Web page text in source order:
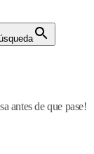
antes de que pase!